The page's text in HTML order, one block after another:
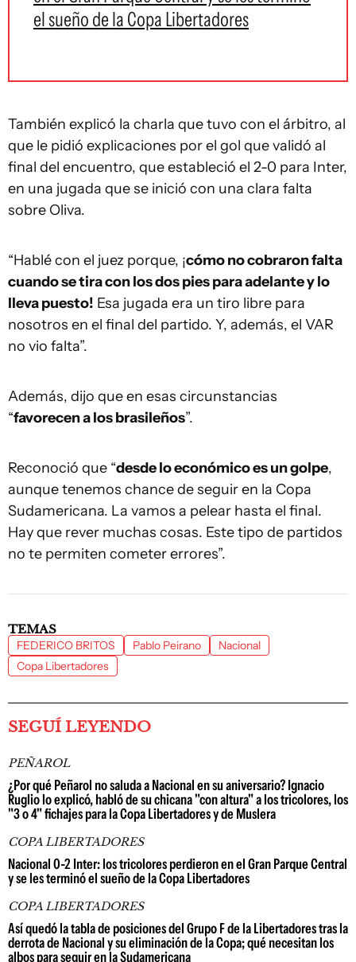
el sueño de la Copa Libertadores
También explicó la charla que tuvo con el árbitro, al
que le pidió explicaciones por el gol que validó al
final del encuentro, que estableció el 2-0 para Inter,
en una jugada que se inició con una clara falta
sobre Oliva.
“Hablé con el juez porque, ¡cómo no cobraron falta
cuando se tira con los dos pies para adelante y lo
lleva puesto! Esa jugada era un tiro libre para
nosotros en el final del partido. Y, además, el VAR
no vio falta”.
Además, dijo que en esas circunstancias
“favorecen a los brasileños”.
Reconoció que “desde lo económico es un golpe,
aunque tenemos chance de seguir en la Copa
Sudamericana. La vamos a pelear hasta el final.
Hay que rever muchas cosas. Este tipo de partidos
no te permiten cometer errores”.
TEMAS
FEDERICO BRITOS Pablo Peirano
Nacional
Copa Libertadores
SEGUÍ LEYENDO
PEÑAROL
¿Por qué Peñarol no saluda a Nacional en su aniversario? Ignacio
Ruglio lo explicó, habló de su chicana "con altura" a los tricolores, los
"3 o 4" fichajes para la Copa Libertadores y de Muslera
COPA LIBERTADORES
Nacional 0-2 Inter: los tricolores perdieron en el Gran Parque Central
y se les terminó el sueño de la Copa Libertadores
COPA LIBERTADORES
Así quedó la tabla de posiciones del Grupo F de la Libertadores tras la
derrota de Nacional y su eliminación de la Copa; qué necesitan los
albos para seguir en la Sudamericana